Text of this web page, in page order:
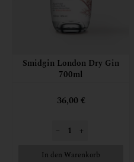
Smidgin London Dry Gin
700ml
36,00 €
– +
In den Warenkorb